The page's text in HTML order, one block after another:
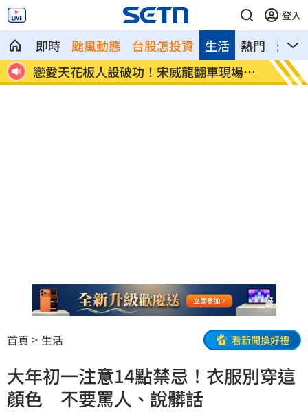
登入
即時 颱風動態 台股怎投資 熱門 影音
生活
遭
凌晨曬懷念照惹哭網友 米可白感性告白 新／
首頁 生活 看新聞換好禮
大年初一注意14點禁忌！衣服別穿這
顏色 不要罵人、說髒話